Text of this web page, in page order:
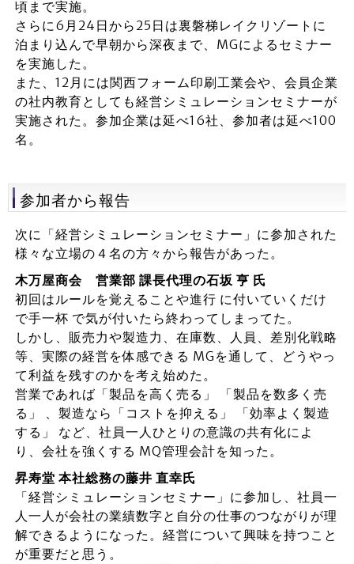
頃まで実施。
さらに6月24日から25日は裏磐梯レイクリゾートに
泊まり込んで早朝から深夜まで、MGによるセミナー
を実施した。
また、12月には関西フォーム印刷工業会や、会員企業
の社内教育としても経営シミュレーションセミナーが
実施された。参加企業は延べ16社、参加者は延べ100
名。
参加者から報告
次に「経営シミュレーションセミナー」に参加された
様々な立場の４名の方々から報告があった。
木万屋商会 営業部 課長代理の石坂 亨 氏
初回はルールを覚えることや進行 に付いていくだけ
で手一杯 で気が付いたら終わってしまってた。
しかし、販売力や製造力、在庫数、人員、差別化戦略
等、実際の経営を体感できる MGを通して、どうやっ
て利益を残すのかを考え始めた。
営業であれば「製品を高く売る」 「製品を数多く売
る」 、製造なら「コストを抑える」 「効率よく製造
する」 など、社員一人ひとりの意識の共有化によ
り、会社を強くする MQ管理会計を知った。
昇寿堂 本社総務の藤井 直幸氏
「経営シミュレーションセミナー」に参加し、社員一
人一人が会社の業績数字と自分の仕事のつながりが理
解できるようになった。経営について興味を持つこと
が重要だと思う。